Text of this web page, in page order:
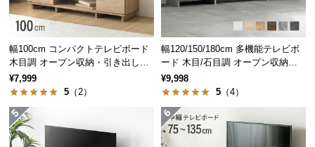
て
員
規
約
に
つ
い
幅100cm コンパクトテレビボード
木目調 オープン収納・引き出し収
納付き
¥7,999
5 （2）
幅120/150/180cm 多機能テレビボ
ード 木目/石目調 オープン収納・
引き出し収納付き
¥9,998
5 （4）